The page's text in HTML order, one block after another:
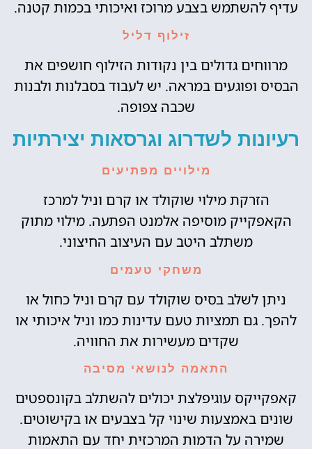
עדיף להשתמש בצבע מרוכז ואיכותי בכמות קטנה.
זילוף דליל
מרווחים גדולים בין נקודות הזילוף חושפים את
הבסיס ופוגעים במראה. יש לעבוד בסבלנות ולבנות
שכבה צפופה.
רעיונות לשדרוג וגרסאות יצירתיות
מילויים מפתיעים
הזרקת מילוי שוקולד או קרם וניל למרכז
הקאפקייק מוסיפה אלמנט הפתעה. מילוי מתוק
משתלב היטב עם העיצוב החיצוני.
משחקי טעמים
ניתן לשלב בסיס שוקולד עם קרם וניל כחול או
להפך. גם תמציות טעם עדינות כמו וניל איכותי או
שקדים מעשירות את החוויה.
התאמה לנושאי מסיבה
קאפקייקס עוגיפלצת יכולים להשתלב בקונספטים
שונים באמצעות שינוי קל בצבעים או בקישוטים.
שמירה על הדמות המרכזית יחד עם התאמות